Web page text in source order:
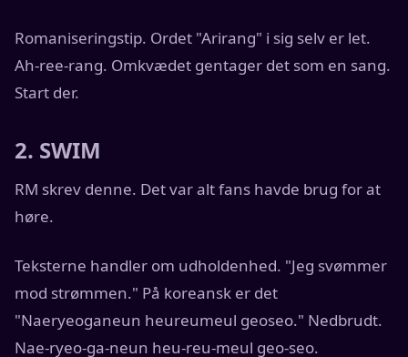
Romaniseringstip. Ordet "Arirang" i sig selv er let.
Ah-ree-rang. Omkvædet gentager det som en sang.
Start der.
2. SWIM
RM skrev denne. Det var alt fans havde brug for at
høre.
Teksterne handler om udholdenhed. "Jeg svømmer
mod strømmen." På koreansk er det
"Naeryeoganeun heureumeul geoseo." Nedbrudt.
Nae-ryeo-ga-neun heu-reu-meul geo-seo.